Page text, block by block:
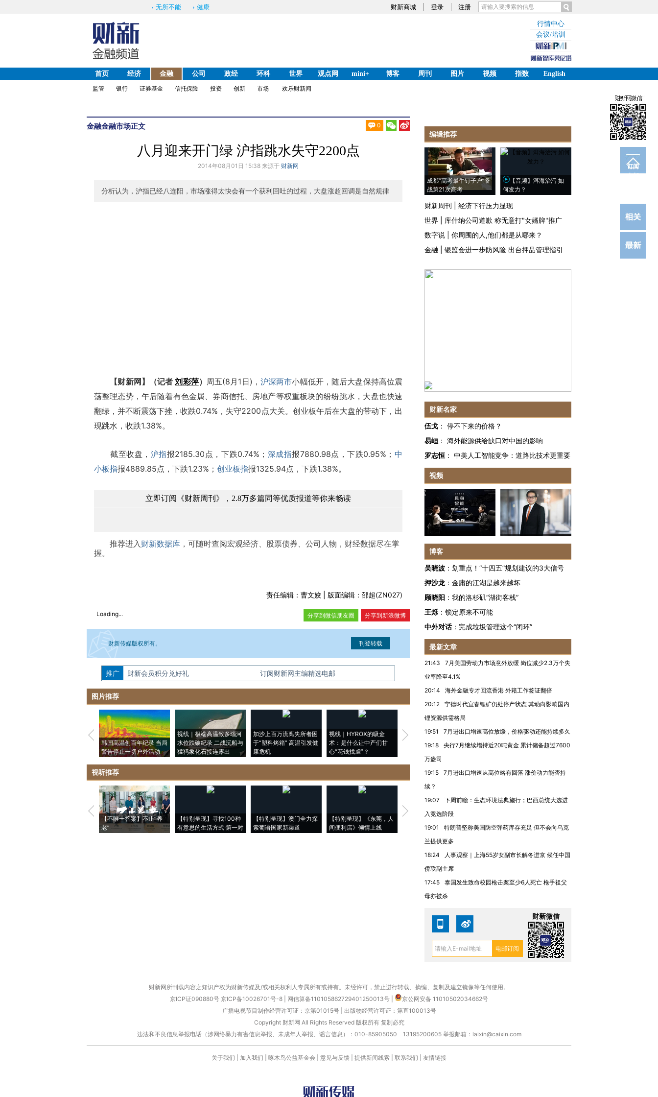
财新商城 登录 注册
无所不能 健康
行情中心
会议/培训
首页 经济 金融 公司 政经 环科 世界 观点网 mini+ 博客 周刊 图片 视频 指数
English
监管
银行 证券基金 信托保险 投资 创新 市场 欢乐财新闻
金融金融市场正文 0
订阅
电邮
八月迎来开门绿 沪指跳水失守2200点
2014年08月01日 15:38 来源于 财新网
分析认为，沪指已经八连阳，市场涨得太快会有一个获利回吐的过程，大盘涨超回调是自然规律
【财新网】（记者刘彩萍） 周五(8月1日)， 沪深两市小幅低开，随后大盘保持高位震
荡整理态势，午后随着有色金属、券商信托、房地产等权重板块的纷纷跳水，大盘也快速
翻绿，并不断震荡下挫，收跌0.74%，失守2200点大关。创业板午后在大盘的带动下，出
现跳水，收跌1.38%。
截至收盘， 沪指报2185.30点，下跌0.74%； 深成指报7880.98点，下跌0.95%； 中
小板指报4889.85点，下跌1.23%； 创业板指报1325.94点，下跌1.38%。
立即订阅《财新周刊》，2.8万多篇同等优质报道等你来畅读
推荐进入财新数据库 ，可随时查阅宏观经济、股票债券、公司人物，财经数据尽在掌
握。
责任编辑：曹文姣 | 版面编辑：邵超(ZN027)
Loading... 分享到新浪微博
分享到微信朋友圈
财新传媒版权所有。
如需刊登转载请点击右侧按钮，提交相关信息。经确认即可刊登转载。
推广 财新会员积分兑好礼 订阅财新网主编精选电邮
图片推荐
韩国高温创百年纪录 当局
警告停止一切户外活动
视线｜极端高温致多瑙河
水位跌破纪录 二战沉船与
猛犸象化石接连露出
加沙上百万流离失所者困
于“塑料烤箱” 高温引发健
康危机
视线｜HYROX的吸金
术：是什么让中产们甘
心“花钱找虐”？
马航飞行员跨国走私7万
粒摇头丸 尿检体内含3种
视线｜被称为“蟑螂”的印
度Z世代 用街头抗争将教
视线｜“入侵”还是“人道危
机”？难民潮撕裂西班牙
视听推荐
【不唯一答案】不止“养
老”
【特别呈现】寻找100种
有意思的生活方式·第一对
【特别呈现】澳门全力探
索葡语国家新渠道
【特别呈现】《东莞，人
间便利店》倾情上线
【推广】走进第四届链博
会，让数智科技“链”接产
有意思的生活方式·第三对
住三大增长引擎是什么？
编辑推荐
成都“高考最牛钉子户”备
战第21次高考
【音频】洱海治污 如
何发力？
财新周刊
经济下行压力显现
世界
库什纳公司道歉 称无意打"女婿牌"推广
数字说
你周围的人,他们都是从哪来？
金融
银监会进一步防风险 出台押品管理指引
财新名家
伍戈 ： 停不下来的价格？
易峘 ： 海外能源供给缺口对中国的影响
罗志恒 ： 中美人工智能竞争：道路比技术更重要
视频
博客
吴晓波 ： 划重点！“十四五”规划建议的3大信号
押沙龙 ： 金庸的江湖是越来越坏
顾晓阳 ： 我的洛杉矶“湖街客栈”
王烁 ： 锁定原来不可能
中外对话： 完成垃圾管理这个“闭环”
最新文章
21:43
7月美国劳动力市场意外放缓 岗位减少2.3万个失
业率降至4.1%
20:14
海外金融专才回流香港 外籍工作签证翻倍
20:12
宁德时代宜春锂矿仍处停产状态 其动向影响国内
锂资源供需格局
19:51
7月进出口增速高位放缓，价格驱动还能持续多久
19:18
央行7月继续增持近20吨黄金 累计储备超过7600
万盎司
19:15
7月进出口增速从高位略有回落 涨价动力能否持
续？
19:07
下周前瞻：生态环境法典施行；巴西总统大选进
入竞选阶段
19:01
特朗普坚称美国防空弹药库存充足 但不会向乌克
兰提供更多
18:24
人事观察｜上海55岁女副市长解冬进京 候任中国
侨联副主席
17:45
泰国发生致命校园枪击案至少6人死亡 枪手祖父
母亦被杀
财新微信
财新网所刊载内容之知识产权为财新传媒及/或相关权利人专属所有或持有。未经许可，禁止进行转载、摘编、复制及建立镜像等任何使用。
京ICP证090880号 京ICP备10026701号-8 网信算备110105862729401250013号
京公网安备 11010502034662号
广播电视节目制作经营许可证：京第01015号| 出版物经营许可证：第直100013号
Copyright 财新网 All Rights Reserved 版权所有 复制必究
违法和不良信息举报电话（涉网络暴力有害信息举报、未成年人举报、谣言信息）：010-85905050 13195200605 举报邮箱：laixin@caixin.com
关于我们 加入我们 啄木鸟公益基金会 意见与反馈 提供新闻线索 联系我们 友情链接